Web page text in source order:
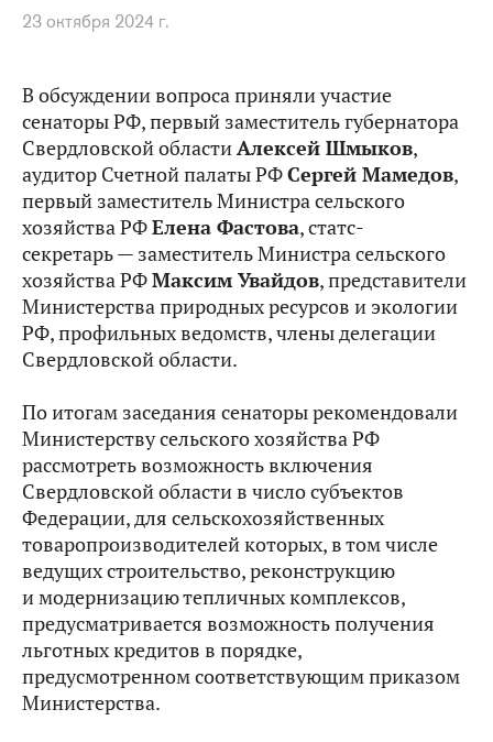
23 октября 2024 г.
В обсуждении вопроса приняли участие
сенаторы РФ, первый заместитель губернатора
Свердловской областиАлексей Шмыков,
аудитор Счетной палаты РФСергей Мамедов,
первый заместитель Министра сельского
хозяйства РФЕлена Фастова, статс-
секретарь — заместитель Министра сельского
хозяйства РФМаксим Увайдов, представители
Министерства природных ресурсов и экологии
РФ, профильных ведомств, члены делегации
Свердловской области.
По итогам заседания сенаторы рекомендовали
Министерству сельского хозяйства РФ
рассмотреть возможность включения
Свердловской области в число субъектов
Федерации, для сельскохозяйственных
товаропроизводителей которых, в том числе
ведущих строительство, реконструкцию
и модернизацию тепличных комплексов,
предусматривается возможность получения
льготных кредитов в порядке,
предусмотренном соответствующим приказом
Министерства.